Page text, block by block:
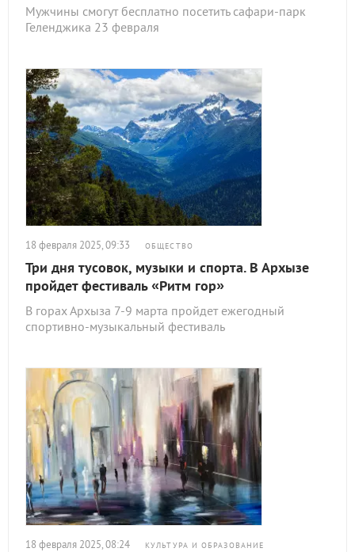
Мужчины смогут бесплатно посетить сафари-парк
Геленджика 23 февраля
18 февраля 2025, 09:33 ОБЩЕСТВО
Три дня тусовок, музыки и спорта. В Архызе
пройдет фестиваль «Ритм гор»
В горах Архыза 7-9 марта пройдет ежегодный
спортивно-музыкальный фестиваль
18 февраля 2025, 08:24 КУЛЬТУРА И ОБРАЗОВАНИЕ